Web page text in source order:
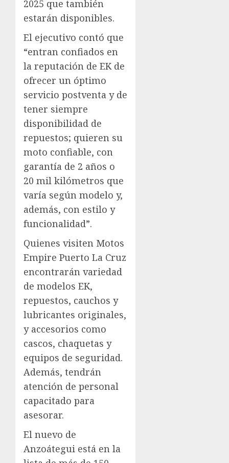
2025 que también
estarán disponibles.
El ejecutivo contó que
“entran confiados en
la reputación de EK de
ofrecer un óptimo
servicio postventa y de
tener siempre
disponibilidad de
repuestos; quieren su
moto confiable, con
garantía de 2 años o
20 mil kilómetros que
varía según modelo y,
además, con estilo y
funcionalidad”.
Quienes visiten Motos
Empire Puerto La Cruz
encontrarán variedad
de modelos EK,
repuestos, cauchos y
lubricantes originales,
y accesorios como
cascos, chaquetas y
equipos de seguridad.
Además, tendrán
atención de personal
capacitado para
asesorar.
El nuevo de
Anzoátegui está en la